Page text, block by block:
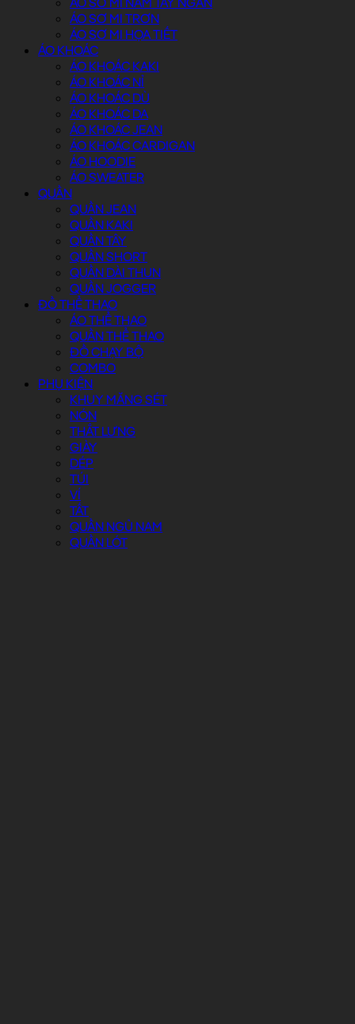
ÁO SƠ MI TRƠN
ÁO SƠ MI HỌA TIẾT
ÁO KHOÁC
ÁO KHOÁC KAKI
ÁO KHOÁC NỈ
ÁO KHOÁC DÙ
ÁO KHOÁC DA
ÁO KHOÁC JEAN
ÁO KHOÁC CARDIGAN
ÁO HOODIE
ÁO SWEATER
QUẦN
QUẦN JEAN
QUẦN KAKI
QUẦN TÂY
QUẦN SHORT
QUẦN DÀI THUN
QUẦN JOGGER
ĐỒ THỂ THAO
ÁO THỂ THAO
QUẦN THỂ THAO
ĐỒ CHẠY BỘ
COMBO
PHỤ KIỆN
KHUY MĂNG SÉT
NÓN
THẮT LƯNG
GIÀY
DÉP
TÚI
VÍ
TẤT
QUẦN NGỦ NAM
QUẦN LÓT